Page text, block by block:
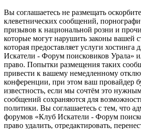
Вы соглашаетесь не размещать
клеветнических сообщений,
призывов к национальной розни и
которые могут нарушить законы вашей
которая предоставляет услуги
Искатели - Форум поисковиков Урала»
право. Попытки размещения таких
привести к вашему немедленному
конференции, при этом ваш провайдер
известность, если мы сочтём это
сообщений сохраняются для
политики. Вы соглашаетесь с тем, что
форумов «Клуб Искатели - Форум
право удалить, отредактировать,